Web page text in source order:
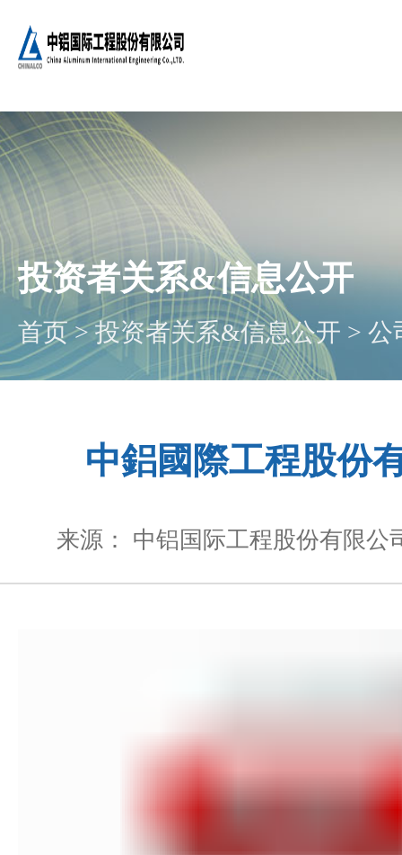
投资者关系&信息公开
首页>投资者关系&信息公开 > 公
中鋁國際工程股份
来源： 中铝国际工程股份有限公